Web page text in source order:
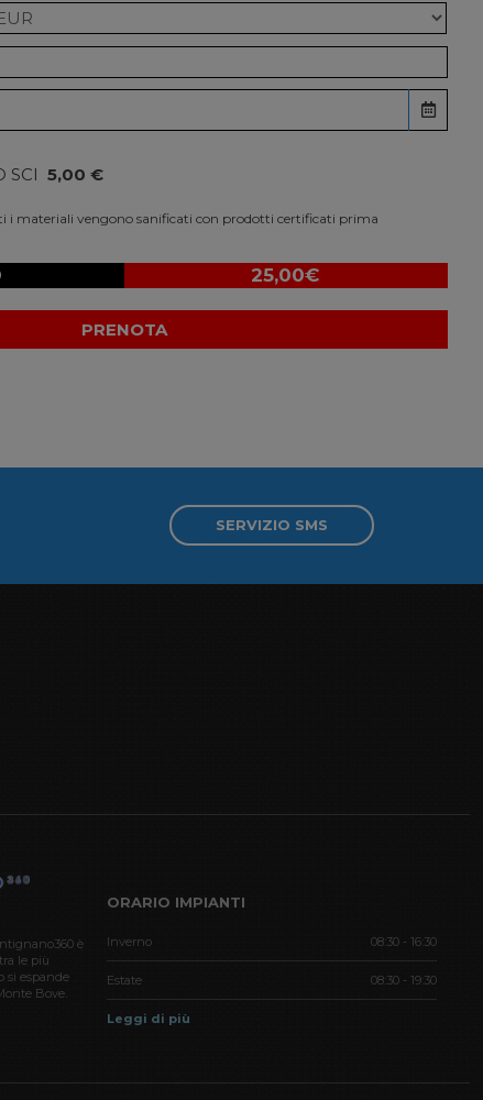
SCI 5,00 €
i materiali vengono sanificati con prodotti certificati prima
25,00€
PRENOTA
SERVIZIO SMS
è
le più
si espande
Bove.
ORARIO IMPIANTI
Inverno 08:30 - 16:30
Estate 08:30 - 19:30
Leggi di più